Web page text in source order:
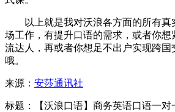
以上就是我对沃浪各方面的所有
场工作，有提升口语的需求，或者你想
流达人，再或者你想足不出户实现跨国
哦。
来源： 安莎通讯社
标题：【沃浪口语】商务英语口语一